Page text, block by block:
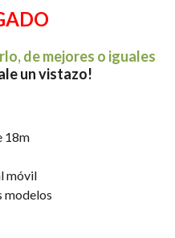
de mejores o iguales
un vistazo!
18m
móvil
modelos